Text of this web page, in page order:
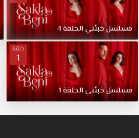
عشق.
ميته
وناز
أبناء
عائلات
غنية
وقوية،
تربيا
مسلسلخبئنيالحلقة4
حلقة
1
مسلسلخبئنيالحلقة1